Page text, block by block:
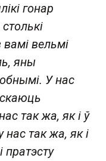
гонар
вельмі
яны
У нас
так жа, як і ў
нас так жа, як і